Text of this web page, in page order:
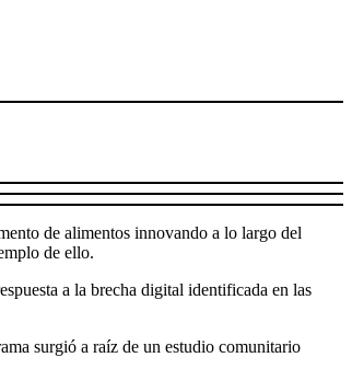
de alimentos innovando a lo largo del
de ello.
a la brecha digital identificada en las
surgió a raíz de un estudio comunitario